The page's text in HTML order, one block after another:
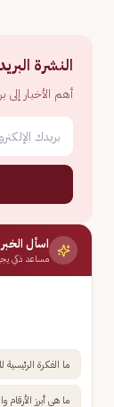
النشرة
أهم الأخبار
اسأل الخبر
مساعد ذكي
ما الفكرة الرئيسية
ما هي أبرز الأرقام